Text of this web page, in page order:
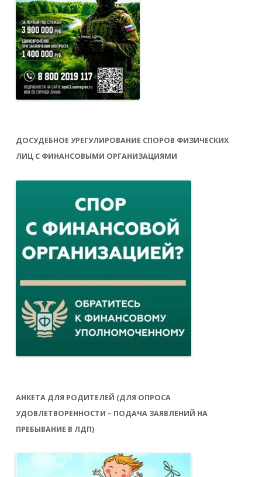
ДОСУДЕБНОЕ УРЕГУЛИРОВАНИЕ СПОРОВ ФИЗИЧЕСКИХ
ЛИЦ С ФИНАНСОВЫМИ ОРГАНИЗАЦИЯМИ
АНКЕТА ДЛЯ РОДИТЕЛЕЙ (ДЛЯ ОПРОСА
УДОВЛЕТВОРЕННОСТИ – ПОДАЧА ЗАЯВЛЕНИЙ НА
ПРЕБЫВАНИЕ В ЛДП)